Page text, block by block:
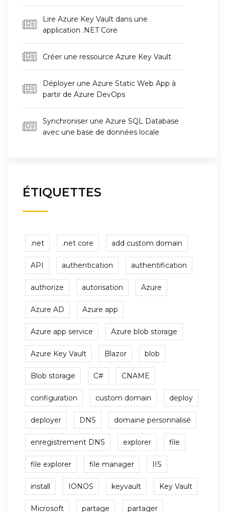
Lire Azure Key Vault dans une
application .NET Core
Créer une ressource Azure Key Vault
Déployer une Azure Static Web App à
partir de Azure DevOps
Synchroniser une Azure SQL Database
avec une base de données locale
ÉTIQUETTES
.net .net core add custom domain
API authentication authentification
authorize autorisation Azure
Azure AD Azure app
Azure app service Azure blob storage
Azure Key Vault Blazor blob
Blob storage C# CNAME
configuration custom domain deploy
deployer DNS domaine personnalisé
enregistrement DNS explorer file
file explorer file manager IIS
install IONOS keyvault Key Vault
Microsoft partage partager